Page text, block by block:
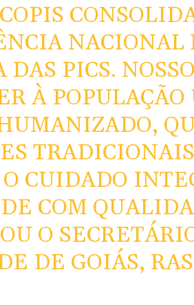
NACIONAL
DAS PICS.
À
CUIDADO
COM
O
DE GOIÁS,